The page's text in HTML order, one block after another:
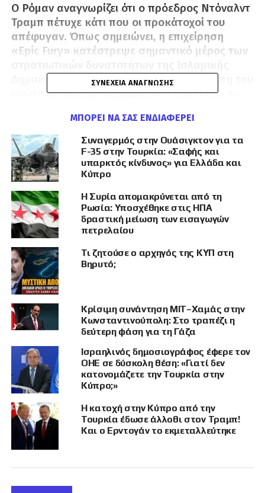
Ο Ρόμαν αναγνωρίζει ότι ο πρόεδρος Ντόναλντ
Τραμπ πέτυχε κάτι που οι προκάτοχοί του
απέφυγαν. Όπως σημειώνει, η επιχείρηση
«Epic Fury» κατέστρεψε σημαντικό μέρος των
Δημοκρατίας, οδήγησε στην εξουδετέρωση του
ανώτατου ηγέτη της χώρας και ανάγκασε το
Ωστόσο, σύμφωνα με τον αρθρογράφο, η
πραγματική αξιολόγηση δεν πρέπει να γίνει
στο πεδίο της μάχης αλλά στο περιεχόμενο της
συμφωνίας που ακολούθησε.
«Αναβάλλει όλα τα κρίσιμα
ΣΥΝΈΧΕΙΑ ΑΝΆΓΝΩΣΗΣ
ΜΠΟΡΕΊ ΝΑ ΣΑΣ ΕΝΔΙΑΦΈΡΕΙ
Συναγερμός στην Ουάσιγκτον για τα
F-35 στην Τουρκία: «Σαφής και
υπαρκτός κίνδυνος» για Ελλάδα και
Κύπρο
Η Συρία απομακρύνεται από τη
Ρωσία: Υποσχέθηκε στις ΗΠΑ
δραστική μείωση των εισαγωγών
πετρελαίου
Τι ζητούσε ο αρχηγός της ΚΥΠ στη
Βηρυτό;
Κρίσιμη συνάντηση ΜΙΤ–Χαμάς στην
Κωνσταντινούπολη: Στο τραπέζι η
δεύτερη φάση για τη Γάζα
Ισραηλινός δημοσιογράφος έφερε τον
ΟΗΕ σε δύσκολη θέση: «Γιατί δεν
κατονομάζετε την Τουρκία στην
Κύπρο;»
Η κατοχή στην Κύπρο από την
Τουρκία έδωσε άλλοθι στον Τραμπ!
Και ο Ερντογάν το εκμεταλλεύτηκε